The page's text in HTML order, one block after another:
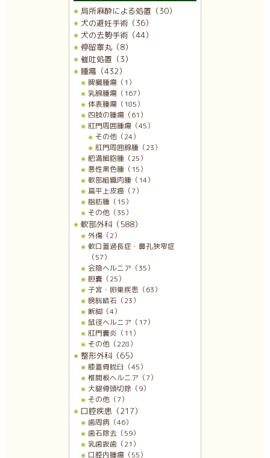
局所麻酔による処置（30）
犬の避妊手術（36）
犬の去勢手術（44）
停留睾丸（8）
催吐処置（3）
腫瘍（432）
脾臓腫瘍（1）
乳腺腫瘍（167）
体表腫瘍（185）
四肢の腫瘍（61）
肛門周囲腫瘍（45）
その他（24）
肛門周囲腺腫（23）
肥満細胞腫（25）
悪性黒色腫（15）
軟部組織肉腫（14）
扁平上皮癌（7）
脂肪腫（15）
その他（35）
軟部外科（588）
外傷（2）
軟口蓋過長症・鼻孔狭窄症
（57）
会陰ヘルニア（35）
胆嚢（25）
子宮・卵巣疾患（63）
膀胱結石（23）
断脚（4）
鼠径ヘルニア（17）
肛門嚢炎（11）
その他（228）
整形外科（65）
膝蓋骨脱臼（45）
椎間板ヘルニア（7）
大腿骨頭切除（9）
その他（7）
口腔疾患（217）
歯周病（46）
歯石除去（59）
乳歯抜歯（21）
口腔内腫瘍（55）